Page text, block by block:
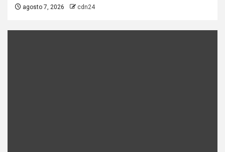
agosto 7, 2026 cdn24